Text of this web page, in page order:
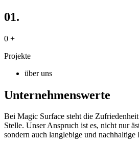
01.
0 +
Projekte
über uns
Unternehmenswerte
Bei Magic Surface steht die
Stelle. Unser Anspruch ist es, nicht nur
sondern auch langlebige und nachhaltige